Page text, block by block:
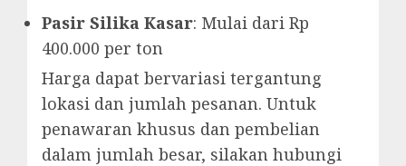
Pasir Silika Kasar: Mulai dari Rp
400.000 per ton
Harga dapat bervariasi tergantung
lokasi dan jumlah pesanan. Untuk
penawaran khusus dan pembelian
dalam jumlah besar, silakan hubungi